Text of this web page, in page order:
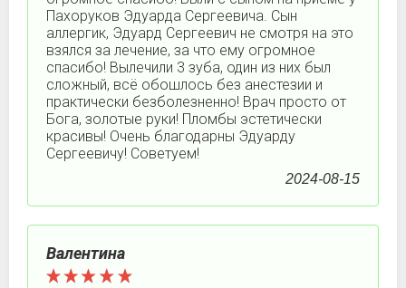
Пахоруков Эдуарда Сергеевича. Сын
аллергик, Эдуард Сергеевич не смотря на это
взялся за лечение, за что ему огромное
спасибо! Вылечили 3 зуба, один из них был
сложный, всё обошлось без анестезии и
практически безболезненно! Врач просто от
Бога, золотые руки! Пломбы эстетически
красивы! Очень благодарны Эдуарду
Сергеевичу! Советуем!
2024-08-15
Валентина